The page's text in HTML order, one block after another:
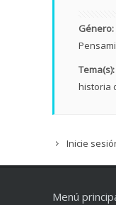
Género:
Tema(s):
historia
Inicie
Menú